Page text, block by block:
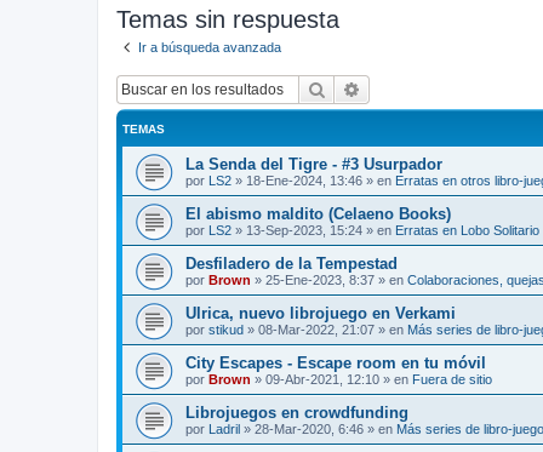
Temas sin respuesta
Ir a búsqueda avanzada
Buscar
TEMAS
La Senda del Tigre - #3 Usurpador
por LS2 » 18-Ene-2024, 13:46 » en Erratas en otros libro-
El abismo maldito (Celaeno Books)
por LS2 » 13-Sep-2023, 15:24 » en Erratas en Lobo Solitario
Desfiladero de la Tempestad
por Brown » 25-Ene-2023, 8:37 » en Colaboraciones,
Ulrica, nuevo librojuego en Verkami
por stikud » 08-Mar-2022, 21:07 » en Más series de libro-
City Escapes - Escape room en tu móvil
por Brown » 09-Abr-2021, 12:10 » en Fuera de sitio
Librojuegos en crowdfunding
por Ladril » 28-Mar-2020, 6:46 » en Más series de libro-